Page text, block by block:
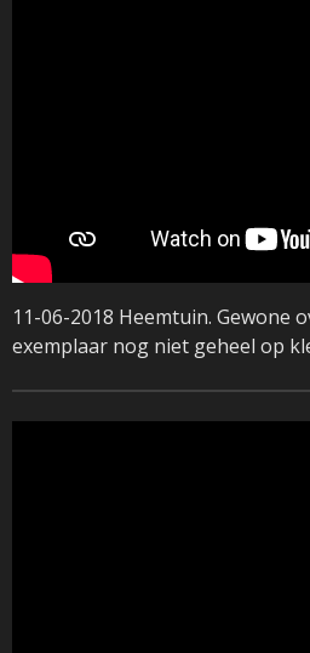
11-06-2018 Heemtuin. Gewone
exemplaar nog niet geheel op